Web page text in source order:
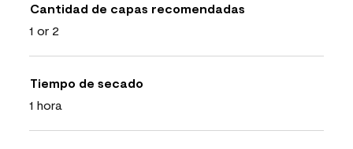
Cantidad de capas recomendadas
1 or 2
Tiempo de secado
1 hora